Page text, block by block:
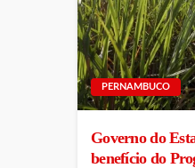
PERNAMBUCO
Governo do
benefício do